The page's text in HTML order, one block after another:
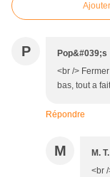
P Pop&#039;s
<br />
bas, tout a
Répondre
M M. T.
<br